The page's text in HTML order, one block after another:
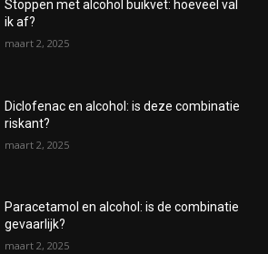
Stoppen met alcohol buikvet: hoeveel val
ik af?
maart 2, 2025
Diclofenac en alcohol: is deze combinatie
riskant?
maart 2, 2025
Paracetamol en alcohol: is de combinatie
gevaarlijk?
maart 2, 2025